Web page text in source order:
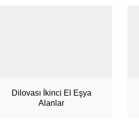
Dilovası İkinci El Eşya
Alanlar